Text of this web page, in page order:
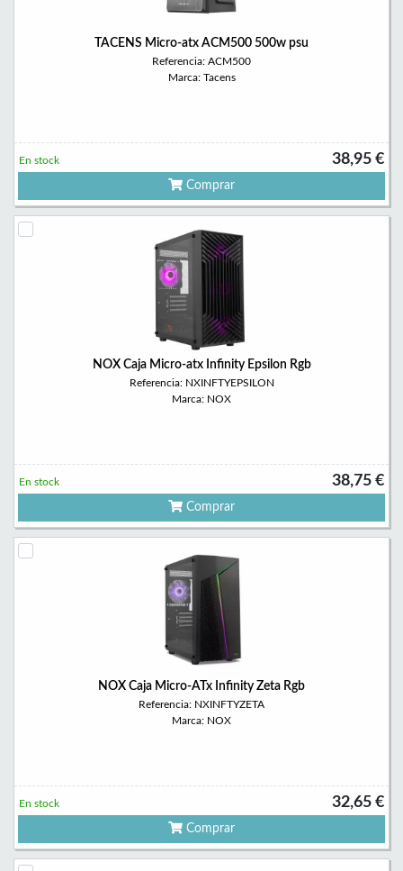
TACENS Micro-atx ACM500 500w psu
Referencia: ACM500
Marca: Tacens
38,95 €
En stock
Comprar
NOX Caja Micro-atx Infinity Epsilon Rgb
Referencia: NXINFTYEPSILON
Marca: NOX
38,75 €
En stock
Comprar
NOX Caja Micro-ATx Infinity Zeta Rgb
Referencia: NXINFTYZETA
Marca: NOX
32,65 €
En stock
Comprar